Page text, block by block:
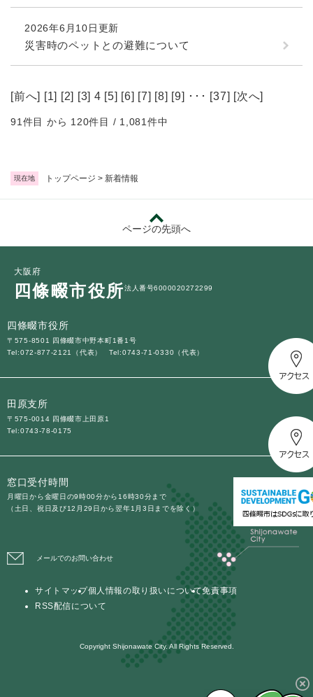
現在地 トップページ > 新着情報
2026年6月10日更新
災害時のペットとの避難について
[前へ] [1] [2] [3] 4 [5] [6] [7] [8] [9] ･･･ [37] [次へ]
91件目 から 120件目 / 1,081件中
ページの先頭へ
大阪府
四條畷市役所法人番号6000020272299
四條畷市役所
〒575-8501 四條畷市中野本町1番1号
Tel:072-877-2121（代表）
Tel:0743-71-0330（代表）
田原支所
〒575-0014 四條畷市上田原1
Tel:0743-78-0175
窓口受付時間
月曜日から金曜日の9時00分から16時30分まで
（土日、祝日及び12月29日から翌年1月3日までを除く）
メールでのお問い合わせ
サイトマップ個人情報の取り扱いについて免責事項
RSS配信について
Copyright Shijonawate City. All Rights Reserved.